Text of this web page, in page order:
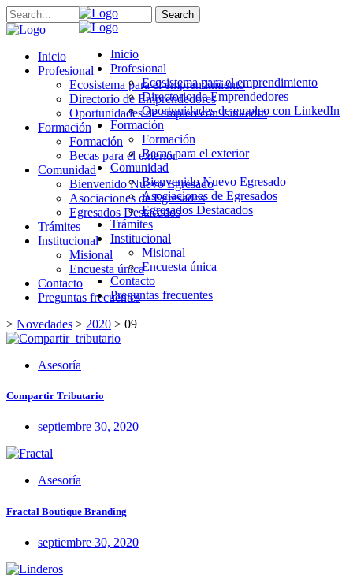
Inicio
Profesional
Ecosistema para el emprendimiento
Directorio de Emprendedores
Oportunidades de empleo con LinkedIn
Formación
Formación
Becas para el exterior
Comunidad
Bienvenido Nuevo Egresado
Asociaciones de Egresados
Egresados Destacados
Trámites
Institucional
Misional
Encuesta única
Contacto
Preguntas frecuentes
Search
Inicio
Profesional
Ecosistema para el emprendimiento
Directorio de Emprendedores
Oportunidades de empleo con LinkedIn
Formación
Formación
Becas para el exterior
Comunidad
Bienvenido Nuevo Egresado
Asociaciones de Egresados
Egresados Destacados
Trámites
Institucional
Misional
Encuesta única
Contacto
Preguntas frecuentes
> Novedades > 2020 > 09
Asesoría
Compartir Tributario
septiembre 30, 2020
Asesoría
Fractal Boutique Branding
septiembre 30, 2020